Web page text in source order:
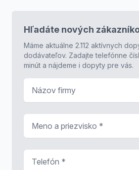
Hľadáte nových
Máme aktuálne 2.112 aktívnych
dodávateľov. Zadajte telefónne
minút a nájdeme i dopyty pre vás.